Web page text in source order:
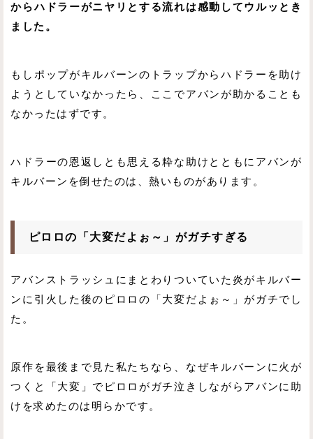
からハドラーがニヤリとする流れは感動してウルッとき
ました。
もしポップがキルバーンのトラップからハドラーを助け
ようとしていなかったら、ここでアバンが助かることも
なかったはずです。
ハドラーの恩返しとも思える粋な助けとともにアバンが
キルバーンを倒せたのは、熱いものがあります。
ピロロの「大変だよぉ～」がガチすぎる
アバンストラッシュにまとわりついていた炎がキルバー
ンに引火した後のピロロの「大変だよぉ～」がガチでし
た。
原作を最後まで見た私たちなら、なぜキルバーンに火が
つくと「大変」でピロロがガチ泣きしながらアバンに助
けを求めたのは明らかです。